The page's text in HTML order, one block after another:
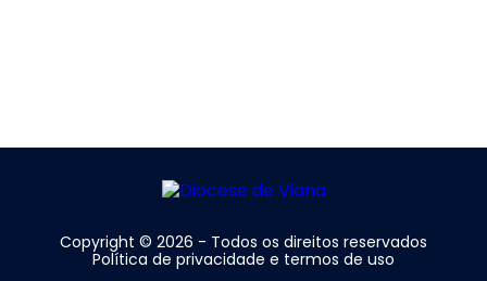
Copyright © 2026 - Todos os direitos reservados
Política de privacidade e termos de uso